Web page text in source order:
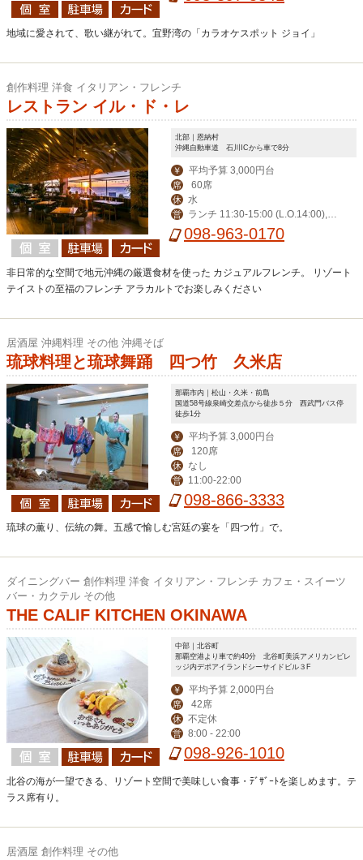
地域に愛されて、歌い継がれて。宜野湾の「カラオケスポット ジョイ」
創作料理 洋食 イタリアン・フレンチ
レストラン イル・ド・レ
北部｜恩納村
沖縄自動車道 石川ICから車で8分
￥ 平均予算 3,000円台
席 60席
休 水
営
ランチ 11:30-15:00 (L.O.14:00),デ
ィナー 17:30-23:00 (L.O.21:00)
098-963-0170
非日常的な空間で地元沖縄の厳選食材を使った カジュアルフレンチ。 リゾート
テイストの至福のフレンチ アラカルトでお楽しみください
居酒屋 沖縄料理 その他 沖縄そば
琉球料理と琉球舞踊 四つ竹 久米店
那覇市内｜松山・久米・前島
国道58号線泉崎交差点から徒歩５分 西武門バス停
徒歩1分
￥ 平均予算 3,000円台
席 120席
休 なし
営 11:00-22:00
098-866-3333
琉球の薫り、伝統の舞。五感で愉しむ宮廷の宴を「四つ竹」で。
ダイニングバー 創作料理 洋食 イタリアン・フレンチ カフェ・スイーツ
バー・カクテル その他
THE CALIF KITCHEN OKINAWA
中部｜北谷町
那覇空港より車で約40分 北谷町美浜アメリカンビレ
ッジ内デポアイランドシーサイドビル３F
￥ 平均予算 2,000円台
席 42席
休 不定休
営 8:00 - 22:00
098-926-1010
北谷の海が一望できる、リゾート空間で美味しい食事・ﾃﾞｻﾞｰﾄを楽しめます。テ
ラス席有り。
居酒屋 創作料理 その他